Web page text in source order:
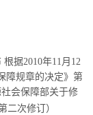
根据2010年11月12
障规章的决定》第
会保障部关于修
二次修订）